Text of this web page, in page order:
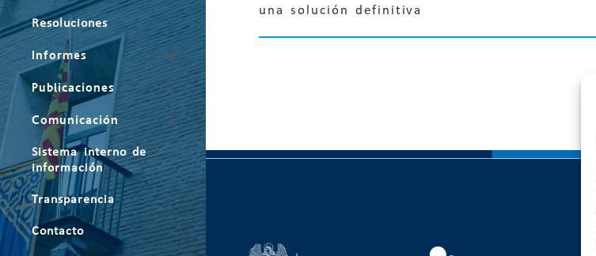
Resoluciones
Informes
Publicaciones
Comunicación
Sistema interno de
información
Transparencia
Contacto
una solución definitiva